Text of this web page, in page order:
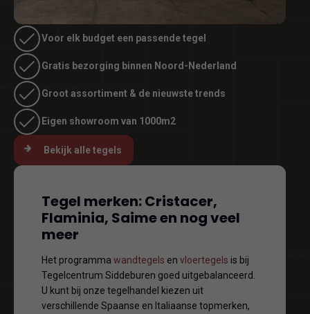
Voor elk budget een passende tegel
Gratis bezorging binnen Noord-Nederland
Groot assortiment & de nieuwste trends
Eigen showroom van 1000m2
Bekijk alle tegels
Tegel merken: Cristacer,
Flaminia, Saime en nog veel
meer
Het programma wandtegels en vloertegels is bij
Tegelcentrum Siddeburen goed uitgebalanceerd.
U kunt bij onze tegelhandel kiezen uit
verschillende Spaanse en Italiaanse topmerken,